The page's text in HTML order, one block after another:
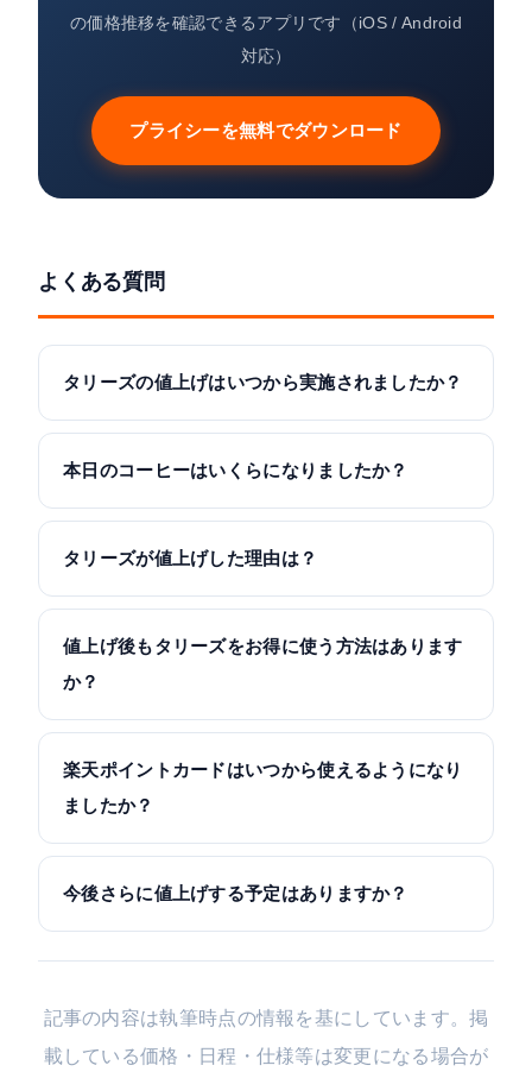
の価格推移を確認できるアプリです（iOS / Android
対応）
プライシーを無料でダウンロード
よくある質問
タリーズの値上げはいつから実施されましたか？
本日のコーヒーはいくらになりましたか？
タリーズが値上げした理由は？
値上げ後もタリーズをお得に使う方法はあります
か？
楽天ポイントカードはいつから使えるようになり
ましたか？
今後さらに値上げする予定はありますか？
記事の内容は執筆時点の情報を基にしています。掲
載している価格・日程・仕様等は変更になる場合が